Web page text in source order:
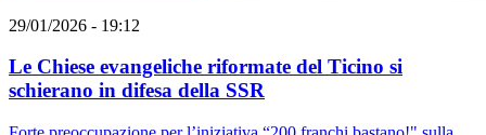
29/01/2026 - 19:12
Le Chiese evangeliche riformate del Ticino si
schierano in difesa della SSR